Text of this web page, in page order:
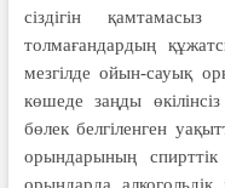
сіздігін
толмағандардың
мезгілде ойын-сауық
көшеде заңды
бөлек белгіленген
орындарының
орындарда